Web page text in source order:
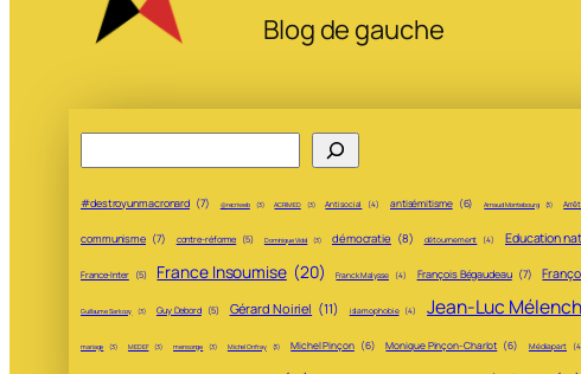
Blog de gauche
#destroyunmacronard (7) @recriweb (3) ACRIMED (3) Antisocial (4) antisémitisme (6) Arnaud Montebourg (3)
communisme (7) contre-réforme (5) Dominique Vidal (3) démocratie (8) détournement (4) Education
France-Inter (5) France Insoumise (20) Franck Malysse (4) François Bégaudeau (7)
Guillaume Sarkozy (3) Guy Debord (5) Gérard Noiriel (11) islamophobie (4) Jean-Luc
mariage (3) MEDEF (3) mensonge (3) Michel Onfray (3) Michel Pinçon (6) Monique Pinçon-Charlot (6) Médiapart